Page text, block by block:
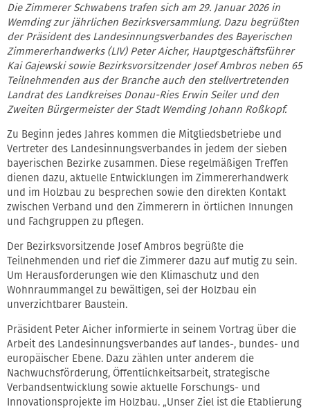
Die Zimmerer Schwabens trafen sich am 29. Januar 2026 in
Wemding zur jährlichen Bezirksversammlung. Dazu begrüßten
der Präsident des Landesinnungsverbandes des Bayerischen
Zimmererhandwerks (LIV) Peter Aicher, Hauptgeschäftsführer
Kai Gajewski sowie Bezirksvorsitzender Josef Ambros neben 65
Teilnehmenden aus der Branche auch den stellvertretenden
Landrat des Landkreises Donau-Ries Erwin Seiler und den
Zweiten Bürgermeister der Stadt Wemding Johann Roßkopf.
Zu Beginn jedes Jahres kommen die Mitgliedsbetriebe und
Vertreter des Landesinnungsverbandes in jedem der sieben
bayerischen Bezirke zusammen. Diese regelmäßigen Treffen
dienen dazu, aktuelle Entwicklungen im Zimmererhandwerk
und im Holzbau zu besprechen sowie den direkten Kontakt
zwischen Verband und den Zimmerern in örtlichen Innungen
und Fachgruppen zu pflegen.
Der Bezirksvorsitzende Josef Ambros begrüßte die
Teilnehmenden und rief die Zimmerer dazu auf mutig zu sein.
Um Herausforderungen wie den Klimaschutz und den
Wohnraummangel zu bewältigen, sei der Holzbau ein
unverzichtbarer Baustein.
Präsident Peter Aicher informierte in seinem Vortrag über die
Arbeit des Landesinnungsverbandes auf landes-, bundes- und
europäischer Ebene. Dazu zählen unter anderem die
Nachwuchsförderung, Öffentlichkeitsarbeit, strategische
Verbandsentwicklung sowie aktuelle Forschungs- und
Innovationsprojekte im Holzbau. „Unser Ziel ist die Etablierung